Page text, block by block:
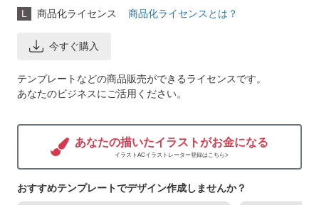
L 商品化ライセンス 商品化ライセンスとは？
今すぐ購入
テンプレートなどの商品販売ができるライセンスです。
あなたのビジネスにご活用ください。
あなたの描いたイラストがお金になる
イラストACイラストレーター登録はこちら>
おすすめテンプレートでデザイン作成しませんか？